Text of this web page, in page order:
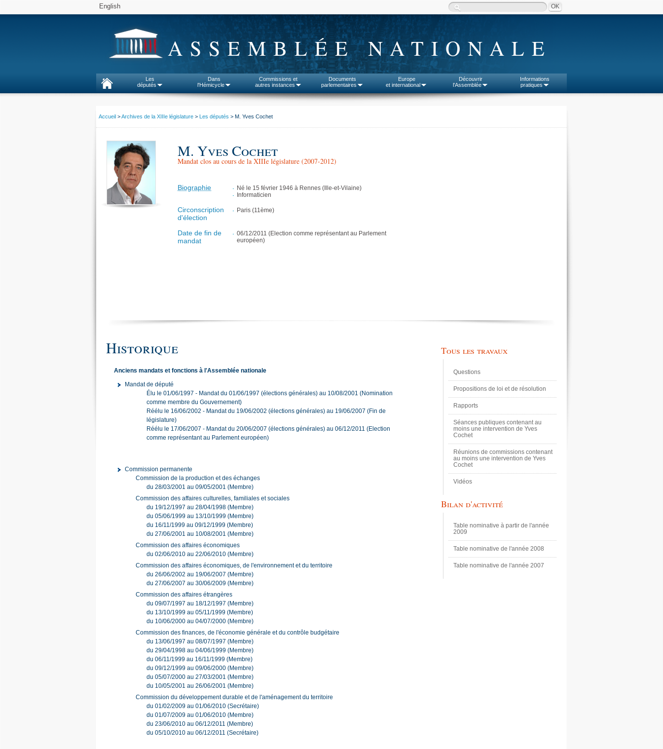
English
ASSEMBLÉE NATIONALE
Les
députés
Dans
l'Hémicycle
Commissions et
autres instances
Documents
parlementaires
Europe
et international
Découvrir
l'Assemblée
Informations
pratiques
Accueil >Archives de la XIIIe législature > Les députés > M. Yves Cochet
M. Yves Cochet
Mandat clos au cours de la XIIIe législature (2007-2012)
Biographie
Né le 15 février 1946 à Rennes (Ille-et-Vilaine)
Informaticien
Circonscription
d'élection
Paris (11ème)
Date de fin de
mandat
06/12/2011 (Election comme représentant au Parlement
européen)
Historique
Anciens mandats et fonctions à l'Assemblée nationale
Mandat de député
Élu le 01/06/1997 - Mandat du 01/06/1997 (élections générales) au 10/08/2001 (Nomination
comme membre du Gouvernement)
Réélu le 16/06/2002 - Mandat du 19/06/2002 (élections générales) au 19/06/2007 (Fin de
législature)
Réélu le 17/06/2007 - Mandat du 20/06/2007 (élections générales) au 06/12/2011 (Election
comme représentant au Parlement européen)
Commission permanente
Commission de la production et des échanges
du 28/03/2001 au 09/05/2001 (Membre)
Commission des affaires culturelles, familiales et sociales
du 19/12/1997 au 28/04/1998 (Membre)
du 05/06/1999 au 13/10/1999 (Membre)
du 16/11/1999 au 09/12/1999 (Membre)
du 27/06/2001 au 10/08/2001 (Membre)
Commission des affaires économiques
du 02/06/2010 au 22/06/2010 (Membre)
Commission des affaires économiques, de l'environnement et du territoire
du 26/06/2002 au 19/06/2007 (Membre)
du 27/06/2007 au 30/06/2009 (Membre)
Commission des affaires étrangères
du 09/07/1997 au 18/12/1997 (Membre)
du 13/10/1999 au 05/11/1999 (Membre)
du 10/06/2000 au 04/07/2000 (Membre)
Commission des finances, de l'économie générale et du contrôle budgétaire
du 13/06/1997 au 08/07/1997 (Membre)
du 29/04/1998 au 04/06/1999 (Membre)
du 06/11/1999 au 16/11/1999 (Membre)
du 09/12/1999 au 09/06/2000 (Membre)
du 05/07/2000 au 27/03/2001 (Membre)
du 10/05/2001 au 26/06/2001 (Membre)
Commission du développement durable et de l'aménagement du territoire
du 01/02/2009 au 01/06/2010 (Secrétaire)
du 01/07/2009 au 01/06/2010 (Membre)
du 23/06/2010 au 06/12/2011 (Membre)
du 05/10/2010 au 06/12/2011 (Secrétaire)
Tous les travaux
Questions
Propositions de loi et de résolution
Rapports
Séances publiques contenant au
moins une intervention de Yves
Cochet
Réunions de commissions contenant
au moins une intervention de Yves
Cochet
Vidéos
Bilan d'activité
Table nominative à partir de l'année
2009
Table nominative de l'année 2008
Table nominative de l'année 2007